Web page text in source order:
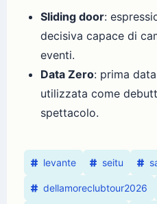
Sliding door:
decisiva capace di
eventi.
Data Zero: prima
utilizzata come
spettacolo.
levante seitu
dellamoreclubtour2026